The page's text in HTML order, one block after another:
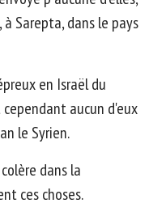
Sarepta, dans le pays
en Israël du
aucun d'eux
le Syrien.
dans la
ces choses.